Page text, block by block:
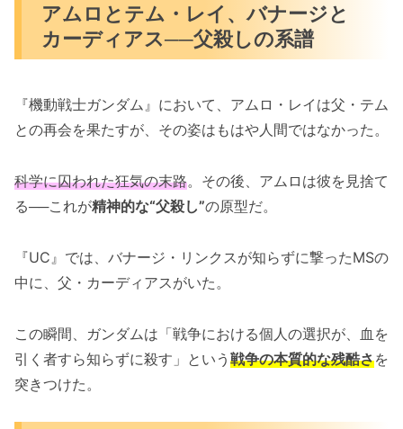
アムロとテム・レイ、バナージと
カーディアス──父殺しの系譜
『機動戦士ガンダム』において、アムロ・レイは父・テム
との再会を果たすが、その姿はもはや人間ではなかった。
科学に囚われた狂気の末路。その後、アムロは彼を見捨て
る──これが精神的な“父殺し”の原型だ。
『UC』では、バナージ・リンクスが知らずに撃ったMSの
中に、父・カーディアスがいた。
この瞬間、ガンダムは「戦争における個人の選択が、血を
引く者すら知らずに殺す」という 戦争の本質的な残酷さを
突きつけた。